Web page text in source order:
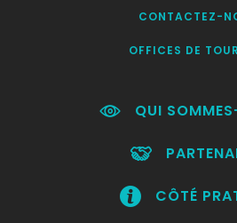
CONTACTEZ-
OFFICES DE
QUI
CÔTÉ